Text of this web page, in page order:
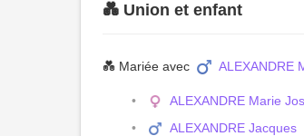
💑 Union et enfant
💑 Mariée avec ALEXANDRE
ALEXANDRE Marie
ALEXANDRE Jacques